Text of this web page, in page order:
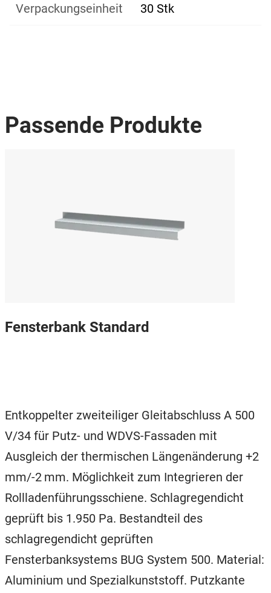
Verpackungseinheit 30 Stk
Passende Produkte
Fensterbank Standard
Entkoppelter zweiteiliger Gleitabschluss A 500
V/34 für Putz- und WDVS-Fassaden mit
Ausgleich der thermischen Längenänderung +2
mm/-2 mm. Möglichkeit zum Integrieren der
Rollladenführungsschiene. Schlagregendicht
geprüft bis 1.950 Pa. Bestandteil des
schlagregendicht geprüften
Fensterbanksystems BUG System 500. Material:
Aluminium und Spezialkunststoff. Putzkante